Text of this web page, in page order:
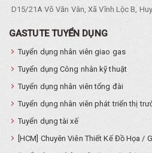
D15/21A Võ Văn Vân, Xã Vĩnh Lộc B,
GASTUTE TUYỂN DỤNG
Tuyển dụng nhân viên giao gas
Tuyển dụng Công nhân kỹ thuật
Tuyển dụng nhân viên tổng đài
Tuyển dụng nhân viên phát triển thị
Tuyển dụng tài xế
[HCM] Chuyên Viên Thiết Kế Đồ Họa /